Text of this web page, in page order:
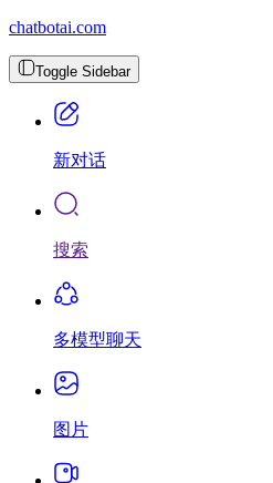
chatbotai.com
Toggle Sidebar
新对话
搜索
多模型聊天
图片